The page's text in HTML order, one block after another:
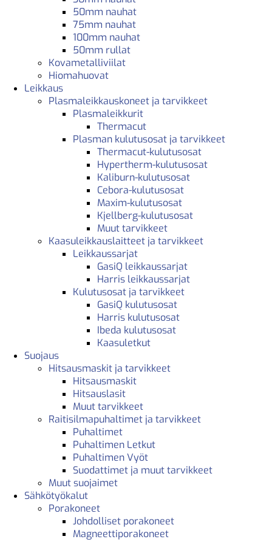
50mm nauhat
75mm nauhat
100mm nauhat
50mm rullat
Kovametalliviilat
Hiomahuovat
Leikkaus
Plasmaleikkauskoneet ja tarvikkeet
Plasmaleikkurit
Thermacut
Plasman kulutusosat ja tarvikkeet
Thermacut-kulutusosat
Hypertherm-kulutusosat
Kaliburn-kulutusosat
Cebora-kulutusosat
Maxim-kulutusosat
Kjellberg-kulutusosat
Muut tarvikkeet
Kaasuleikkauslaitteet ja tarvikkeet
Leikkaussarjat
GasiQ leikkaussarjat
Harris leikkaussarjat
Kulutusosat ja tarvikkeet
GasiQ kulutusosat
Harris kulutusosat
Ibeda kulutusosat
Kaasuletkut
Suojaus
Hitsausmaskit ja tarvikkeet
Hitsausmaskit
Hitsauslasit
Muut tarvikkeet
Raitisilmapuhaltimet ja tarvikkeet
Puhaltimet
Puhaltimen Letkut
Puhaltimen Vyöt
Suodattimet ja muut tarvikkeet
Muut suojaimet
Sähkötyökalut
Porakoneet
Johdolliset porakoneet
Magneettiporakoneet